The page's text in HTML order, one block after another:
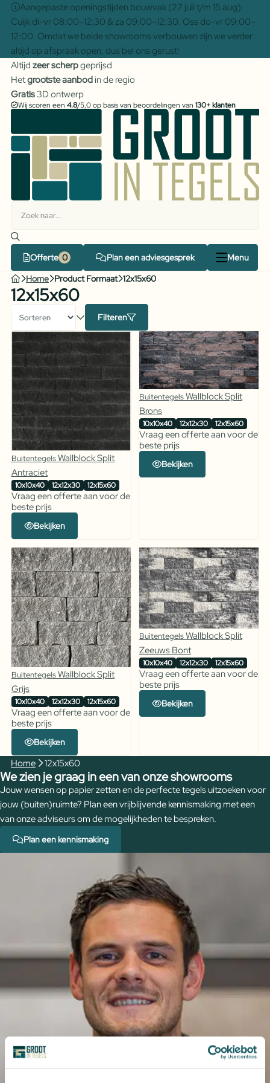
Aangepaste openingstijden bouwvak (27 juli t/m 15 aug):
Cuijk di-vr 08:00–12:30 & za 09:00–12:30. Oss do-vr 09:00–
12:00. Omdat we beide showrooms verbouwen zijn we verder
altijd op afspraak open, dus bel ons gerust!
Altijd zeer scherpgeprijsd
Hetgrootste aanbodin de regio
Gratis3D ontwerp
Wij scoren een 4.8/5,0 op basis van beoordelingen van 130+ klanten
Offerte Plan een adviesgesprek
Menu
Home Product Formaat 12x15x60
12x15x60
Filteren
BuitentegelsWallblock Split
Antraciet
10x10x40 12x12x30 12x15x60
Vraag een offerte aan voor de
beste prijs
Bekijken
BuitentegelsWallblock Split
Brons
10x10x40 12x12x30 12x15x60
Vraag een offerte aan voor de
beste prijs
Bekijken
BuitentegelsWallblock Split
Grijs
10x10x40 12x12x30 12x15x60
Vraag een offerte aan voor de
beste prijs
Bekijken
BuitentegelsWallblock Split
Zeeuws Bont
10x10x40 12x12x30 12x15x60
Vraag een offerte aan voor de
beste prijs
Bekijken
Home 12x15x60
We zien je graag in een van onze showrooms
Jouw wensen op papier zetten en de perfecte tegels uitzoeken voor
jouw (buiten)ruimte? Plan een vrijblijvende kennismaking met een
van onze adviseurs om de mogelijkheden te bespreken.
Plan een kennismaking